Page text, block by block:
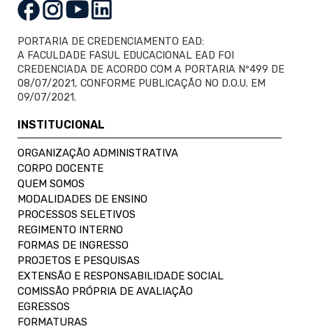
PORTARIA DE CREDENCIAMENTO EAD:
A FACULDADE FASUL EDUCACIONAL EAD FOI
CREDENCIADA DE ACORDO COM A PORTARIA Nº499 DE
08/07/2021, CONFORME PUBLICAÇÃO NO D.O.U. EM
09/07/2021.
INSTITUCIONAL
ORGANIZAÇÃO ADMINISTRATIVA
CORPO DOCENTE
QUEM SOMOS
MODALIDADES DE ENSINO
PROCESSOS SELETIVOS
REGIMENTO INTERNO
FORMAS DE INGRESSO
PROJETOS E PESQUISAS
EXTENSÃO E RESPONSABILIDADE SOCIAL
COMISSÃO PRÓPRIA DE AVALIAÇÃO
EGRESSOS
FORMATURAS